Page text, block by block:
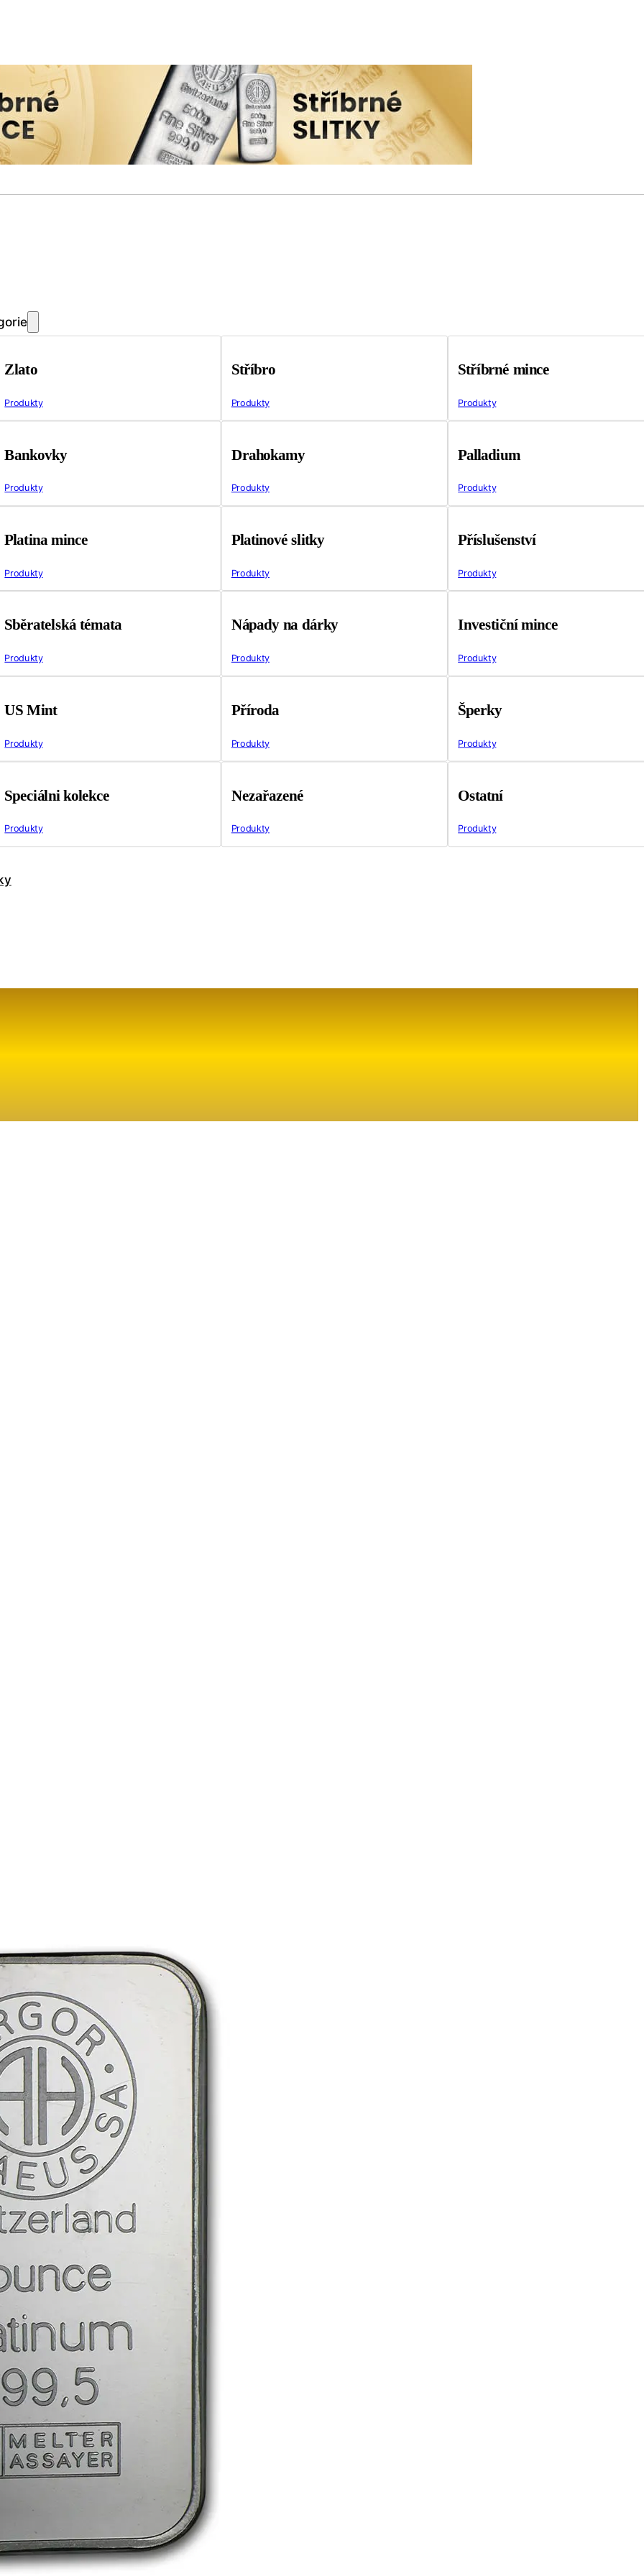
Zlato
Produkty
Stříbro
Produkty
Stříbrné mince
Produkty
Bankovky
Produkty
Drahokamy
Produkty
Palladium
Produkty
Platina mince
Produkty
Platinové slitky
Produkty
Příslušenství
Produkty
Sběratelská témata
Produkty
Nápady na dárky
Produkty
Investiční mince
Produkty
US Mint
Produkty
Příroda
Produkty
Šperky
Produkty
Speciálni kolekce
Produkty
Nezařazené
Produkty
Ostatní
Produkty